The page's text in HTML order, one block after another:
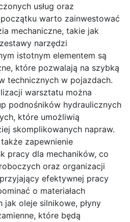
usług oraz
warto zainwestować
mechaniczne, takie jak
narzędzi
istotnym elementem są
które pozwalają na szybką
technicznych w pojazdach.
warsztatu można
podnośników hydraulicznych
które umożliwią
skomplikowanych napraw.
zapewnienie
pracy dla mechaników, co
oraz organizacji
efektywnej pracy
o materiałach
oleje silnikowe, płyny
które będą